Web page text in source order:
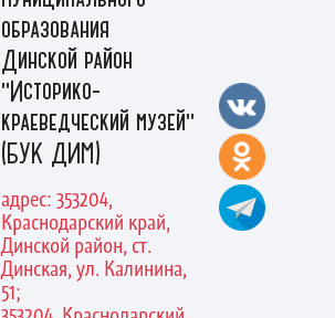
образования
Динской район
"Историко-
краеведческий музей"
(БУК ДИМ)
адрес: 353204,
Краснодарский край,
Динской район, ст.
Динская, ул. Калинина,
51;